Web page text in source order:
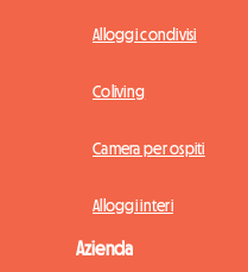
Alloggi condivisi
Coliving
Camera per ospiti
Alloggi interi
Azienda